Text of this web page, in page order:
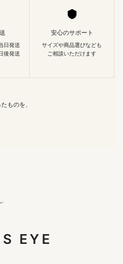
日発送
後発送
安心のサポート
サイズや商品選びなども
ご相談いただけます
ものを、
EYE